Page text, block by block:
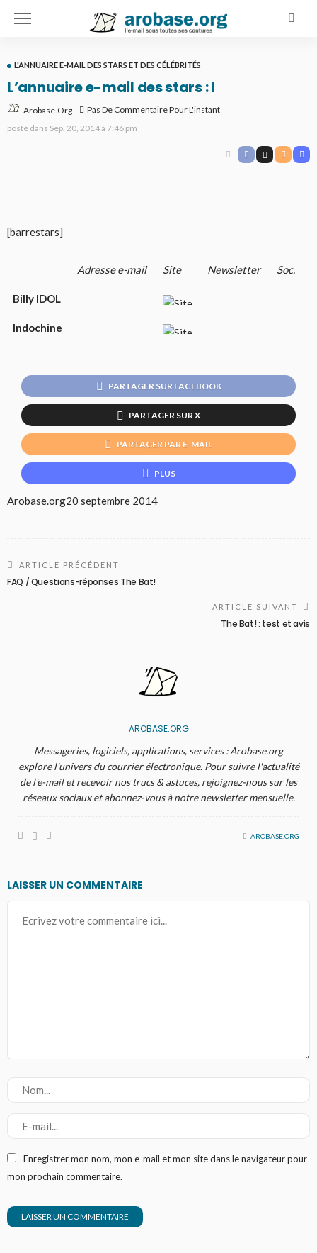
L'ANNUAIRE E-MAIL DES STARS ET DES CÉLÉBRITÉS
L’annuaire e-mail des stars : I
Arobase.org
Pas De Commentaire Pour L'instant
posté dans Sep. 20, 2014 à 7:46 pm
[barrestars]
Adresse e-mail Site Newsletter Soc.
Billy IDOL
Indochine
PARTAGER SUR FACEBOOK
PARTAGER SUR X
PARTAGER PAR E-MAIL
PLUS
Arobase.org20 septembre 2014
ARTICLE PRÉCÉDENT
FAQ / Questions-réponses The Bat!
ARTICLE SUIVANT
The Bat! : test et avis
AROBASE.ORG
Messageries, logiciels, applications, services : Arobase.org
explore l'univers du courrier électronique. Pour suivre l'actualité
de l'e-mail et recevoir nos trucs & astuces, rejoignez-nous sur les
réseaux sociaux et abonnez-vous à notre newsletter mensuelle.
AROBASE.ORG
LAISSER UN COMMENTAIRE
Enregistrer mon nom, mon e-mail et mon site dans le navigateur pour
mon prochain commentaire.